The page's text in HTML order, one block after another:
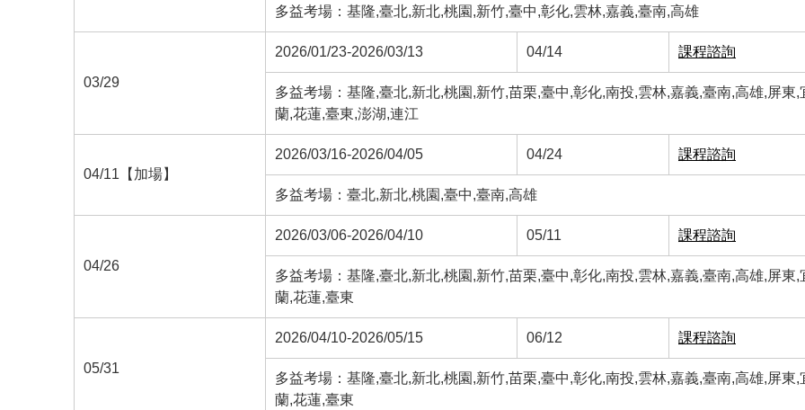
多益考場：基隆,臺北,新北,桃園,新竹,臺中,彰化,雲林,嘉義,臺南,高雄
03/29
2026/01/23-2026/03/13 04/14 課程諮詢
多益考場：基隆,臺北,新北,桃園,新竹,苗栗,臺中,彰化,南投,雲林,嘉義,臺南,高雄,屏東,
蘭,花蓮,臺東,澎湖,連江
04/11【加場】
2026/03/16-2026/04/05 04/24 課程諮詢
多益考場：臺北,新北,桃園,臺中,臺南,高雄
04/26
2026/03/06-2026/04/10 05/11 課程諮詢
多益考場：基隆,臺北,新北,桃園,新竹,苗栗,臺中,彰化,南投,雲林,嘉義,臺南,高雄,屏東,
蘭,花蓮,臺東
05/31
2026/04/10-2026/05/15 06/12 課程諮詢
多益考場：基隆,臺北,新北,桃園,新竹,苗栗,臺中,彰化,南投,雲林,嘉義,臺南,高雄,屏東,
蘭,花蓮,臺東